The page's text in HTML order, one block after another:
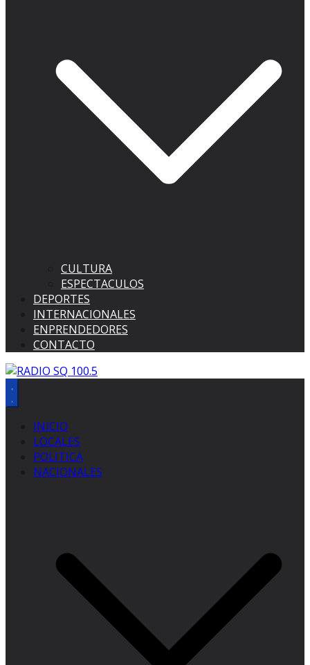
CULTURA
ESPECTACULOS
DEPORTES
INTERNACIONALES
ENPRENDEDORES
CONTACTO
INICIO
LOCALES
POLITICA
NACIONALES